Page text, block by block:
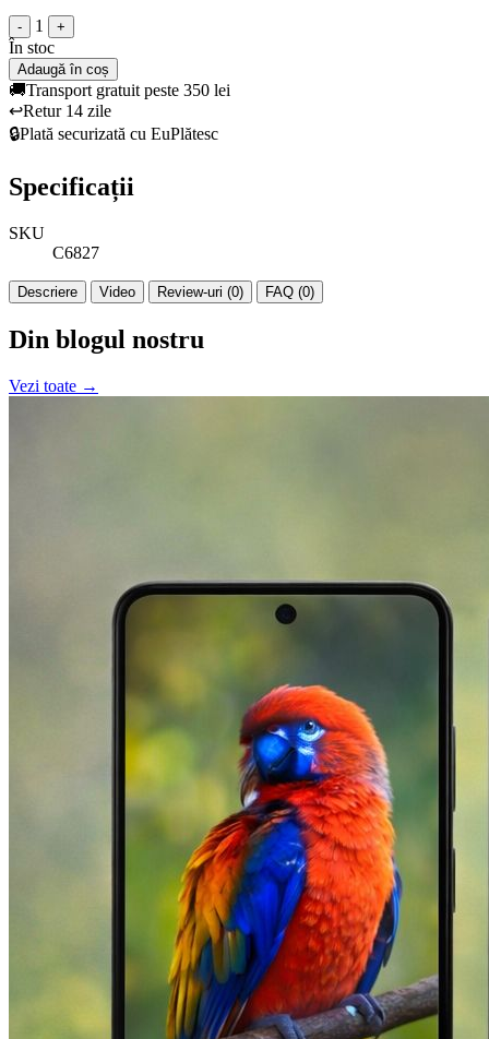
- 1 +
În stoc
Adaugă în coș
🚚Transport gratuit peste 350 lei
↩️Retur 14 zile
🔒Plată securizată cu EuPlătesc
Specificații
SKU
C6827
Descriere Video Review-uri (0) FAQ (0)
Din blogul nostru
Vezi toate →